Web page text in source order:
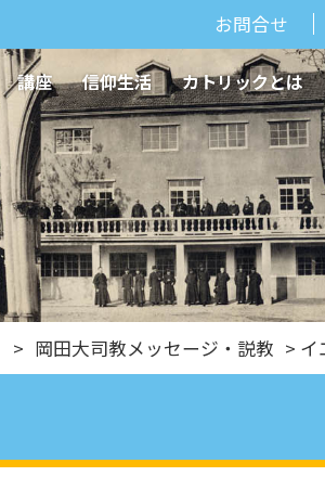
お問合せ
講座 信仰生活 カトリックとは
> 岡田大司教メッセージ・説教 > イ